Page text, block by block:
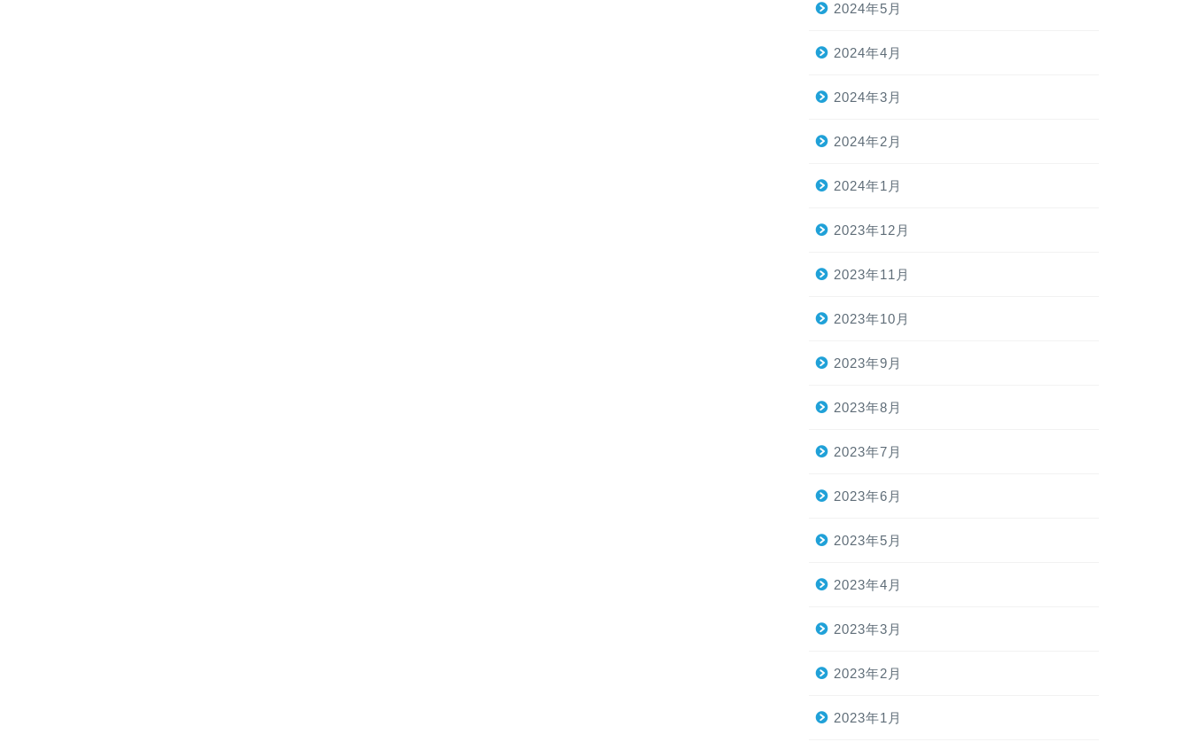
2024年5月
2024年4月
2024年3月
2024年2月
2024年1月
2023年12月
2023年11月
2023年10月
2023年9月
2023年8月
2023年7月
2023年6月
2023年5月
2023年4月
2023年3月
2023年2月
2023年1月